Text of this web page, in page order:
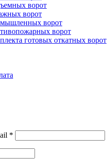
ворот
ворот
ворот
ворот
готовых откатных ворот
*